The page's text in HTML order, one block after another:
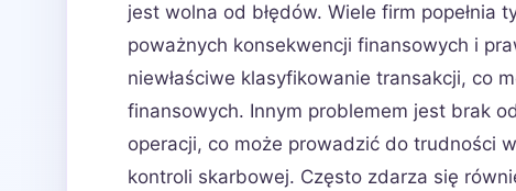
jest wolna od błędów. Wiele firm popełnia
poważnych konsekwencji finansowych i
niewłaściwe klasyfikowanie transakcji, co
finansowych. Innym problemem jest brak
operacji, co może prowadzić do trudności
kontroli skarbowej. Często zdarza się